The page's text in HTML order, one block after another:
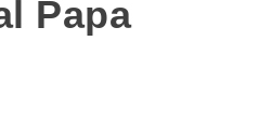
Papa